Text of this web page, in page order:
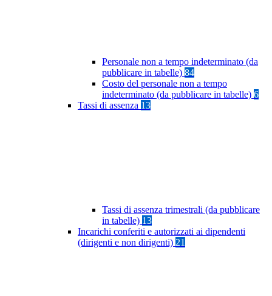
Personale non a tempo indeterminato (da
pubblicare in tabelle) 84
Costo del personale non a tempo
indeterminato (da pubblicare in tabelle) 6
Tassi di assenza 13
Tassi di assenza trimestrali (da pubblicare
in tabelle) 13
Incarichi conferiti e autorizzati ai dipendenti
(dirigenti e non dirigenti) 21